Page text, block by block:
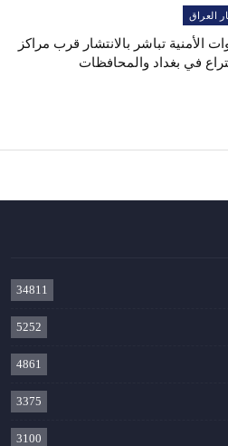
العراق
الأمنية تباشر بالانتشار قرب مراكز
في بغداد والمحافظات
34811
5252
4861
3375
3100